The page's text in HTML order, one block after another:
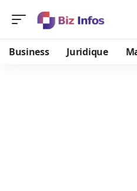
Business Juridique